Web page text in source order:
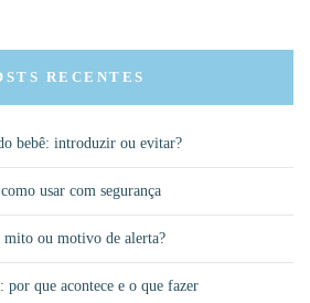
RECENTES
bebê: introduzir ou evitar?
usar com segurança
mito ou motivo de alerta?
por que acontece e o que fazer